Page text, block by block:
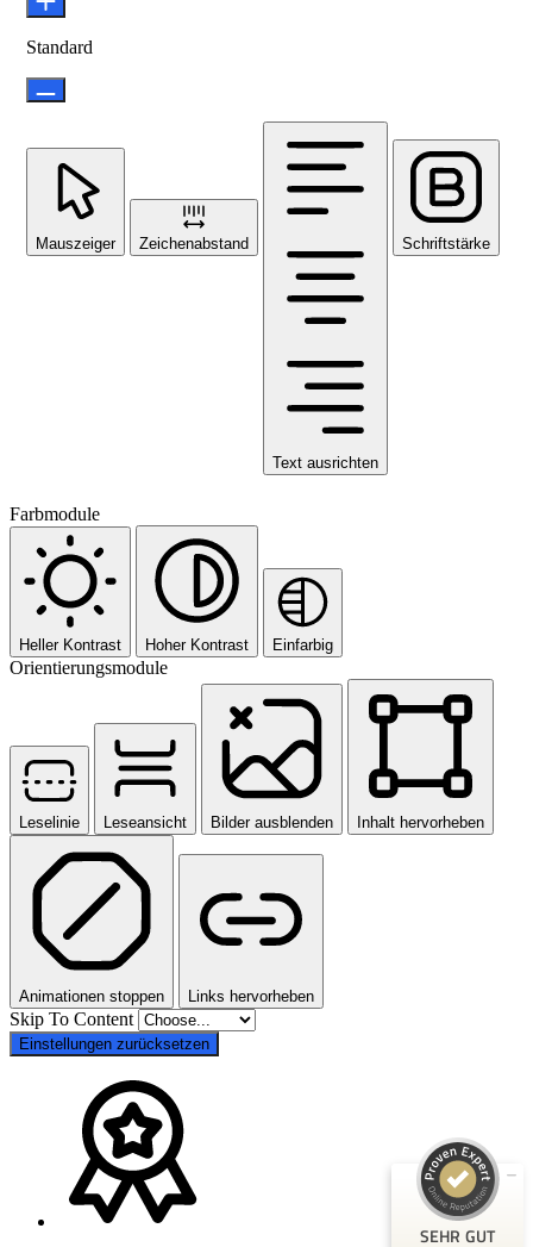
Standard
Mauszeiger Zeichenabstand
Text ausrichten
Schriftstärke
Farbmodule
Heller Kontrast Hoher Kontrast Einfarbig
Orientierungsmodule
Leselinie Leseansicht Bilder ausblenden Inhalt hervorheben
Animationen stoppen Links hervorheben
Skip To Content
Einstellungen zurücksetzen
SEHR GUT
Kundenbewertungen und Erfahrungen zu
Hannoversche Volksbank Immobilien GmbH
418
Bewertungen auf
ProvenExpert.com